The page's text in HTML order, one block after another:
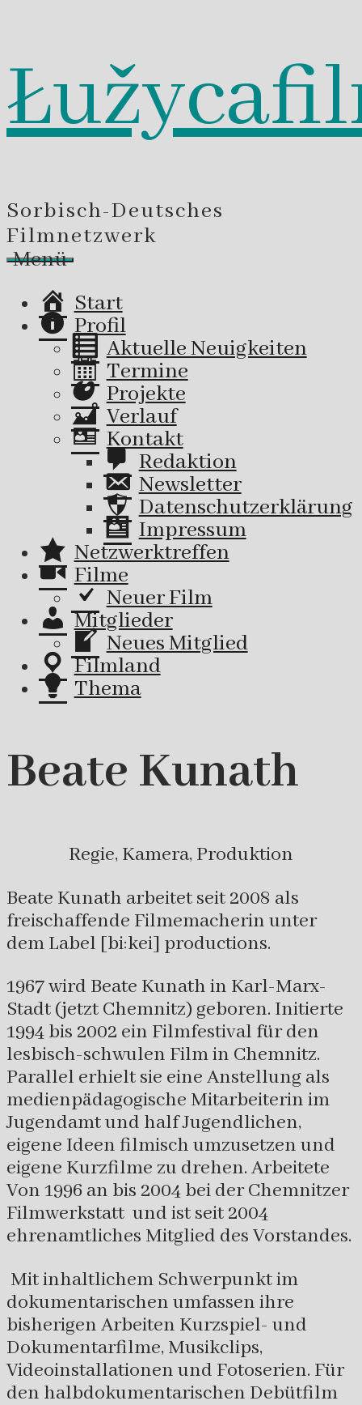
Zum
Inhalt
springen
Sorbisch-Deutsches
Filmnetzwerk
Menü
Start
Profil
Aktuelle Neuigkeiten
Termine
Projekte
Verlauf
Kontakt
Redaktion
Newsletter
Datenschutzerklärung
Impressum
Netzwerktreffen
Filme
Neuer Film
Mitglieder
Neues Mitglied
Filmland
Thema
Beate Kunath
Regie, Kamera, Produktion
Beate Kunath arbeitet seit 2008 als
freischaffende Filmemacherin unter
dem Label [bi:kei] productions.
1967 wird Beate Kunath in Karl-Marx-
Stadt (jetzt Chemnitz) geboren. Initierte
1994 bis 2002 ein Filmfestival für den
lesbisch-schwulen Film in Chemnitz.
Parallel erhielt sie eine Anstellung als
medienpädagogische Mitarbeiterin im
Jugendamt und half Jugendlichen,
eigene Ideen filmisch umzusetzen und
eigene Kurzfilme zu drehen. Arbeitete
Von 1996 an bis 2004 bei der Chemnitzer
Filmwerkstatt und ist seit 2004
ehrenamtliches Mitglied des Vorstandes.
Mit inhaltlichem Schwerpunkt im
dokumentarischen umfassen ihre
bisherigen Arbeiten Kurzspiel- und
Dokumentarfilme, Musikclips,
Videoinstallationen und Fotoserien. Für
den halbdokumentarischen Debütfilm